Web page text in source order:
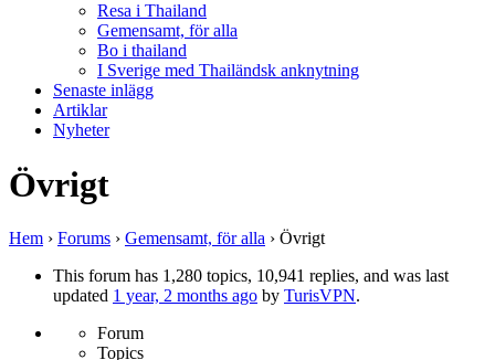
Resa i Thailand
Gemensamt, för alla
Bo i thailand
I Sverige med Thailändsk anknytning
Senaste inlägg
Artiklar
Nyheter
Övrigt
Hem › Forums › Gemensamt, för alla › Övrigt
This forum has 1,280 topics, 10,941 replies, and was last
updated 1 year, 2 months ago by TurisVPN.
Forum
Topics